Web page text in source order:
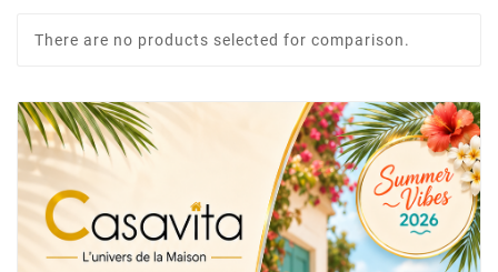
There are no products selected for comparison.